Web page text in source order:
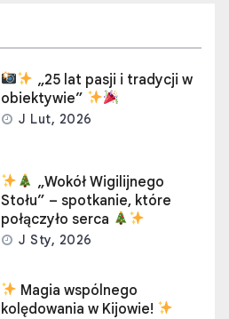
„25 lat pasji i tradycji w
obiektywie”
J Lut, 2026
„Wokół Wigilijnego
Stołu” – spotkanie, które
połączyło serca
J Sty, 2026
Magia wspólnego
kolędowania w Kijowie!